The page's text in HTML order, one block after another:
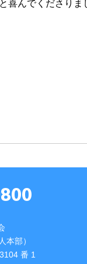
喜んでくださりま
本部）
番 1